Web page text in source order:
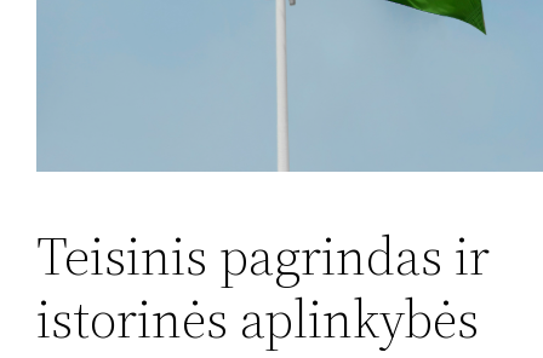
Teisinis pagrindas ir
istorinės aplinkybės